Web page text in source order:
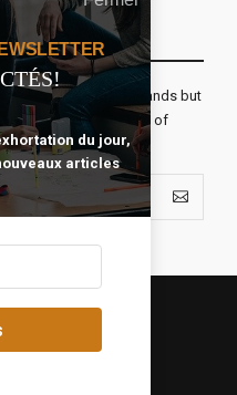
Matin
not in seeking new lands but
secret destinations of
du jour,
articles